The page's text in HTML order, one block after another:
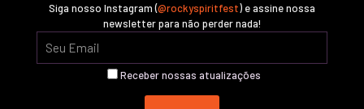
Siga nosso Instagram (@rockyspiritfest) e assine nossa
newsletter para não perder nada!
Receber nossas atualizações